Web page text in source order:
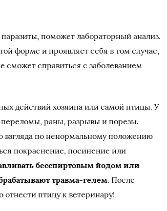
поможет лабораторный анализ.
форме и проявляет себя в том случае,
сможет справиться с заболеванием
действий хозяина или самой птицы. У
раны, разрывы и порезы.
взгляда по ненормальному положению
покраснение, посинение или
бесспиртовым йодом или
травма-гелем. После
птицу к ветеринару!